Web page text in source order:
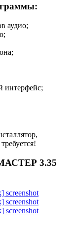
аудио;
интерфейс;
3.35